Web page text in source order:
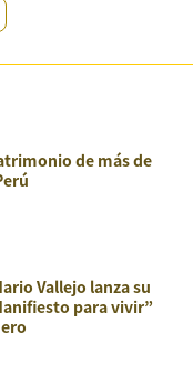
de más de
Vallejo lanza su
para vivir”